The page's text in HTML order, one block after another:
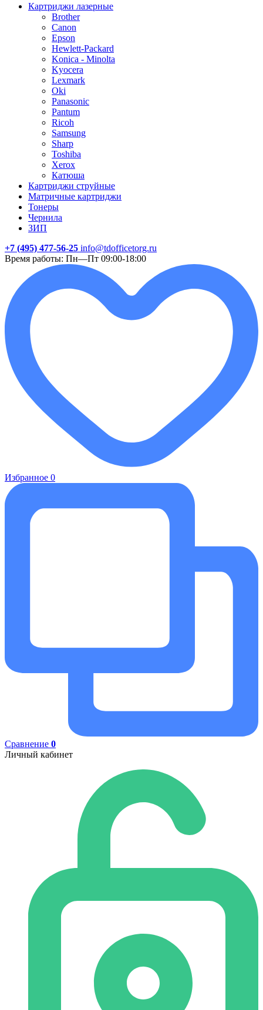
Картриджи лазерные
Brother
Canon
Epson
Hewlett-Packard
Konica - Minolta
Kyocera
Lexmark
Oki
Panasonic
Pantum
Ricoh
Samsung
Sharp
Toshiba
Xerox
Катюша
Картриджи струйные
Матричные картриджи
Тонеры
Чернила
ЗИП
+7 (495) 477-56-25 info@tdofficetorg.ru
Время работы: Пн—Пт 09:00-18:00
Избранное 0
Сравнение 0
Личный кабинет